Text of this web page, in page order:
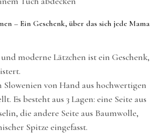
– Ein Geschenk, über das sich jede Mama
moderne Lätzchen ist ein Geschenk,
Slowenien von Hand aus hochwertigen
Es besteht aus 3 Lagen: eine Seite aus
die andere Seite aus Baumwolle,
Spitze eingefasst.